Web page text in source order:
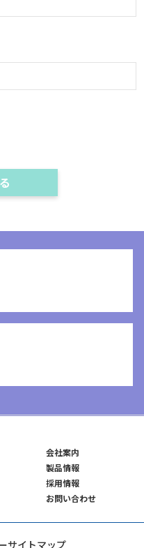
会社案内
製品情報
採用情報
お問い合わせ
サイトマップ